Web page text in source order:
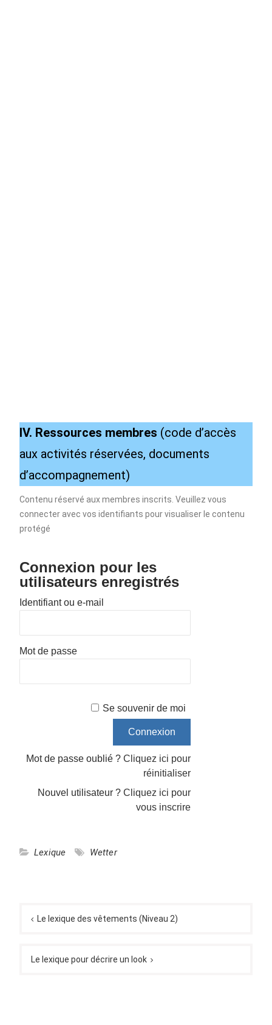
IV. Ressources membres (code d’accès
aux activités réservées, documents
d’accompagnement)
Contenu réservé aux membres inscrits. Veuillez vous
connecter avec vos identifiants pour visualiser le contenu
protégé
Connexion pour les
utilisateurs enregistrés
Identifiant ou e-mail
Mot de passe
Se souvenir de moi
Mot de passe oublié ?Cliquez ici pour
réinitialiser
Nouvel utilisateur ?Cliquez ici pour
vous inscrire
Lexique Wetter
de Le lexique des vêtements (Niveau 2)
Le lexique pour décrire un look